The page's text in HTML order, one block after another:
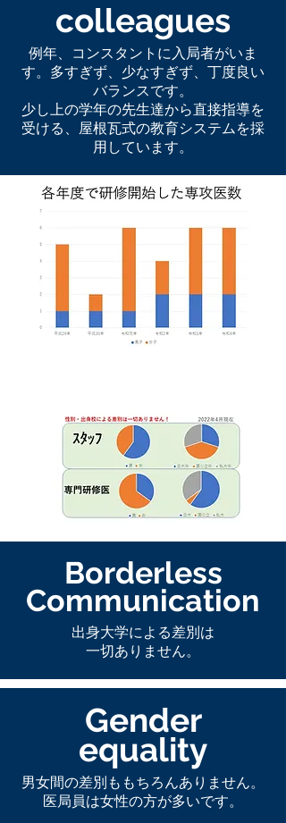
colleagues
例年、コンスタントに入局者がいま
す。多すぎず、少なすぎず、丁度良い
バランスです。
少し上の学年の先生達から直接指導を
受ける、屋根瓦式の教育システムを採
用しています。
Borderless
​Communication
出身大学による差別は
一切ありません。
Gender
equality
男女間の差別ももちろんありません。
医局員は女性の方が多いです。